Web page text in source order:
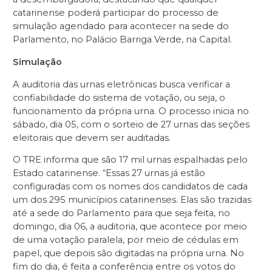
catarinense poderá participar do processo de
simulação agendado para acontecer na sede do
Parlamento, no Palácio Barriga Verde, na Capital.
Simulação
A auditoria das urnas eletrônicas busca verificar a
confiabilidade do sistema de votação, ou seja, o
funcionamento da própria urna. O processo inicia no
sábado, dia 05, com o sorteio de 27 urnas das seções
eleitorais que devem ser auditadas.
O TRE informa que são 17 mil urnas espalhadas pelo
Estado catarinense. “Essas 27 urnas já estão
configuradas com os nomes dos candidatos de cada
um dos 295 municípios catarinenses. Elas são trazidas
até a sede do Parlamento para que seja feita, no
domingo, dia 06, a auditoria, que acontece por meio
de uma votação paralela, por meio de cédulas em
papel, que depois são digitadas na própria urna. No
fim do dia, é feita a conferência entre os votos do